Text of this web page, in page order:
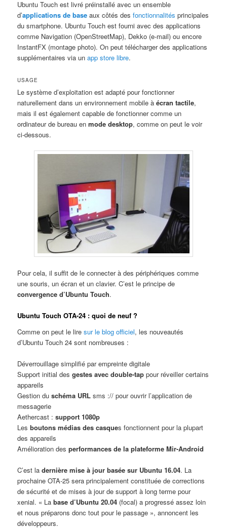
Ubuntu Touch est livré préinstallé avec un ensemble
d’applications de base aux côtés desfonctionnalités principales
du smartphone. Ubuntu Touch est fourni avec des applications
comme Navigation (OpenStreetMap), Dekko (e-mail) ou encore
InstantFX (montage photo). On peut télécharger des applications
supplémentaires via unapp store libre.
USAGE
Le système d’exploitation est adapté pour fonctionner
naturellement dans un environnement mobile àécran tactile,
mais il est également capable de fonctionner comme un
ordinateur de bureau enmode desktop, comme on peut le voir
ci-dessous.
Pour cela, il suffit de le connecter à des périphériques comme
une souris, un écran et un clavier. C’est le principe de
convergence d’Ubuntu Touch.
Ubuntu Touch OTA-24 : quoi de neuf ?
Comme on peut le liresur le blog officiel, les nouveautés
d’Ubuntu Touch 24 sont nombreuses :
Déverrouillage simplifié par empreinte digitale
Support initial desgestes avec double-tap pour réveiller certains
appareils
Gestion duschéma URL sms :// pour ouvrir l’application de
messagerie
Aethercast :support 1080p
Lesboutons médias des casques fonctionnent pour la plupart
des appareils
Amélioration desperformances de la plateforme Mir-Android
C’est ladernière mise à jour basée sur Ubuntu 16.04. La
prochaine OTA-25 sera principalement constituée de corrections
de sécurité et de mises à jour de support à long terme pour
xenial. « Labase d’Ubuntu 20.04 (focal) a progressé assez loin
et nous préparons donc tout pour le passage », annoncent les
développeurs.